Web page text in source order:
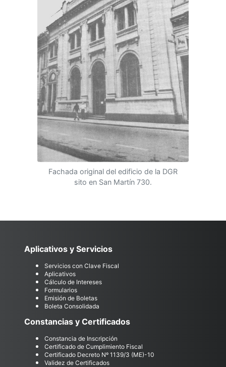
Fachada original del edificio de la DGR
sito en San Martín 730.
Aplicativos y Servicios
Servicios con Clave Fiscal
Aplicativos
Cálculo de Intereses
Formularios
Emisión de Boletas
Boleta Consolidada
Constancias y Certificados
Constancia de Inscripción
Certificado de Cumplimiento Fiscal
Certificado Decreto Nº 1139/3 (ME)-10
Validez de Certificados